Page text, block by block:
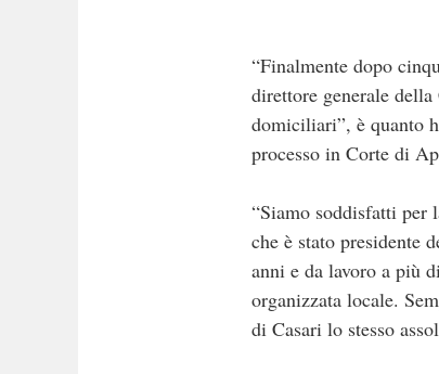
“Finalmente dopo
direttore generale
domiciliari”, è quanto
processo in Corte di
“Siamo soddisfatti per
che è stato presidente
anni e da lavoro a più
organizzata locale.
di Casari lo stesso